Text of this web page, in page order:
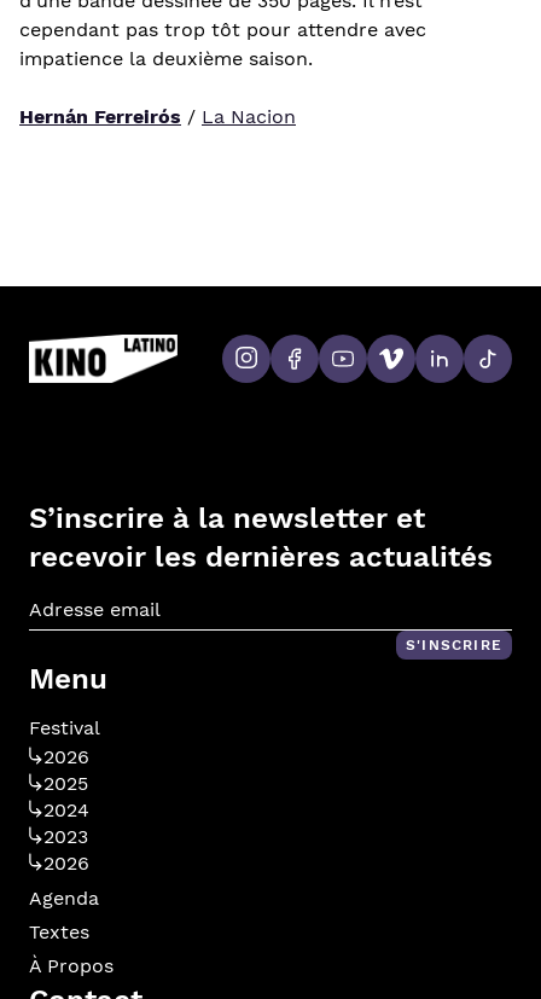
cependant pas trop tôt pour attendre avec
impatience la deuxième saison.
Hernán Ferreirós / La Nacion
S’inscrire à la newsletter et
recevoir les dernières actualités
S'INSCRIRE
Menu
Festival
2026
2025
2024
2023
2026
Agenda
Textes
À Propos